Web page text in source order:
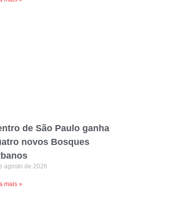
de São Paulo ganha
novos Bosques
agosto de 2026
mais »